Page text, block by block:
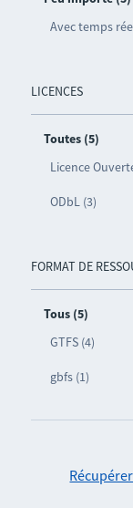
Avec temps
LICENCES
Toutes (5)
Licence
ODbL (3)
FORMAT DE
Tous (5)
GTFS (4)
gbfs (1)